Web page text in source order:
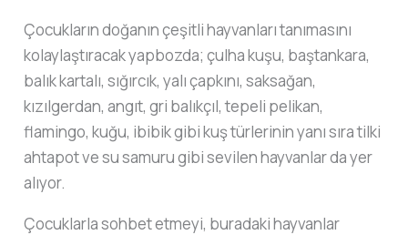
Çocukların doğanın çeşitli hayvanları tanımasını
kolaylaştıracak yapbozda; çulha kuşu, baştankara,
balık kartalı, sığırcık, yalı çapkını, saksağan,
kızılgerdan, angıt, gri balıkçıl, tepeli pelikan,
flamingo, kuğu, ibibik gibi kuş türlerinin yanı sıra tilki
ahtapot ve su samuru gibi sevilen hayvanlar da yer
alıyor.
Çocuklarla sohbet etmeyi, buradaki hayvanlar